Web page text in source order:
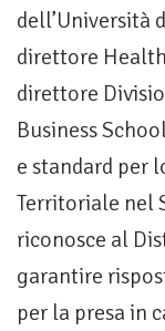
dell’Università
direttore
direttore
Business
e standard per
Territoriale nel
riconosce al
garantire
per la presa in